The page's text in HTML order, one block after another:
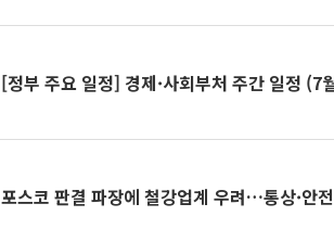
[정부 주요 일정] 경제·사회부처 주간 일정 (7
포스코 판결 파장에 철강업계 우려…통상·안전